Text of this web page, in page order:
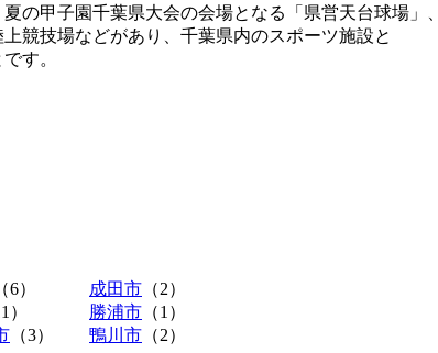
の甲子園千葉県大会の会場となる「県営天台球場」、
競技場などがあり、千葉県内のスポーツ施設と
す。
（6） 成田市 （2）
） 勝浦市 （1）
（3） 鴨川市 （2）